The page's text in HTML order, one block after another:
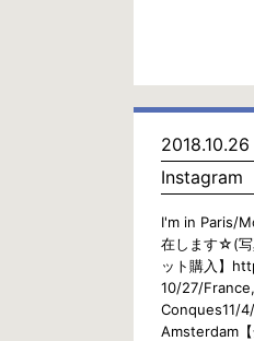
Instagram
I'm in Paris/
在します☆(
ット購入】
10/27/
Conques11/
Amsterdam